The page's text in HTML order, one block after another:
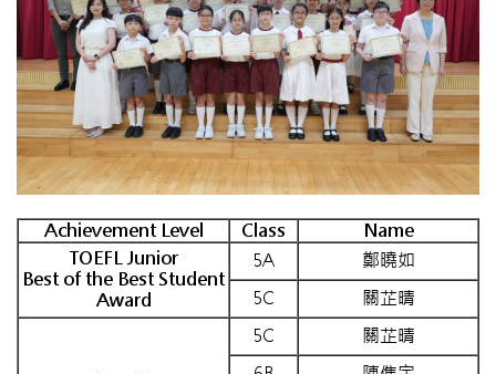
Achievement Level Class
Name
TOEFL Junior
Best of the Best Student
Award
5A
鄭曉如
5C
關芷晴
5C
關芷晴